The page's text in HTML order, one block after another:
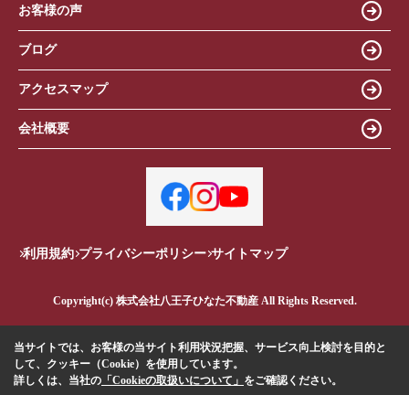
お客様の声
ブログ
アクセスマップ
会社概要
利用規約 プライバシーポリシー サイトマップ
Copyright(c) 株式会社八王子ひなた不動産 All Rights Reserved.
当サイトでは、お客様の当サイト利用状況把握、サービス向上検討を目的と
して、クッキー（Cookie）を使用しています。
詳しくは、当社の 「Cookieの取扱いについて」 をご確認ください。